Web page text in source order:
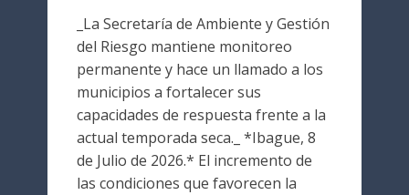
_La Secretaría de Ambiente y Gestión
del Riesgo mantiene monitoreo
permanente y hace un llamado a los
municipios a fortalecer sus
capacidades de respuesta frente a la
actual temporada seca._ *Ibague, 8
de Julio de 2026.* El incremento de
las condiciones que favorecen la